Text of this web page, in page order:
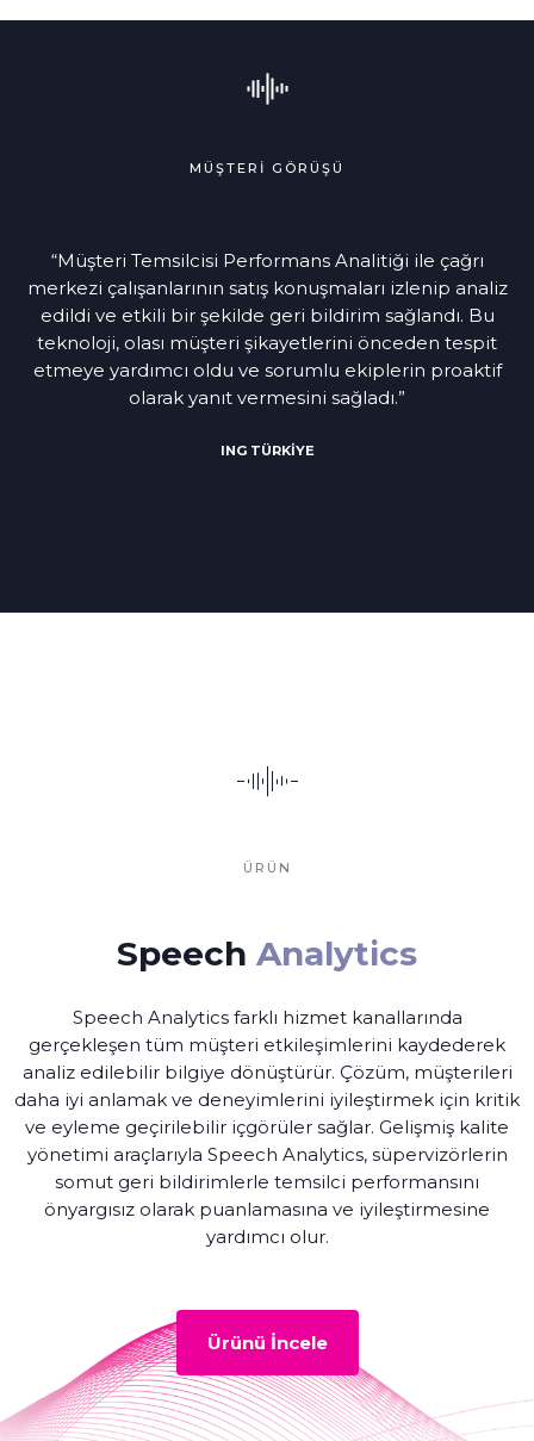
MÜŞTERİ GÖRÜŞÜ
“Müşteri Temsilcisi Performans Analitiği ile çağrı
merkezi çalışanlarının satış konuşmaları izlenip analiz
edildi ve etkili bir şekilde geri bildirim sağlandı. Bu
teknoloji, olası müşteri şikayetlerini önceden tespit
etmeye yardımcı oldu ve sorumlu ekiplerin proaktif
olarak yanıt vermesini sağladı.”
ING TÜRKİYE
ÜRÜN
Speech Analytics
Speech Analytics farklı hizmet kanallarında
gerçekleşen tüm müşteri etkileşimlerini kaydederek
analiz edilebilir bilgiye dönüştürür. Çözüm, müşterileri
daha iyi anlamak ve deneyimlerini iyileştirmek için kritik
ve eyleme geçirilebilir içgörüler sağlar. Gelişmiş kalite
yönetimi araçlarıyla Speech Analytics, süpervizörlerin
somut geri bildirimlerle temsilci performansını
önyargısız olarak puanlamasına ve iyileştirmesine
yardımcı olur.
Ürünü İncele